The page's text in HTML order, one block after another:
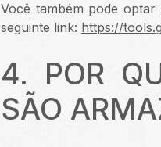
Você também pode
seguinte link: https://
4. POR
SÃO